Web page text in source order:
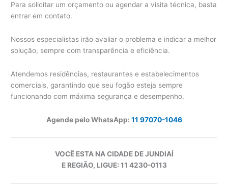
Para solicitar um orçamento ou agendar a visita técnica, basta
entrar em contato.
Nossos especialistas irão avaliar o problema e indicar a melhor
solução, sempre com transparência e eficiência.
Atendemos residências, restaurantes e estabelecimentos
comerciais, garantindo que seu fogão esteja sempre
funcionando com máxima segurança e desempenho.
Agende pelo WhatsApp: 11 97070-1046
VOCÊ ESTA NA CIDADE DE JUNDIAÍ
E REGIÃO, LIGUE: 11 4230-0113